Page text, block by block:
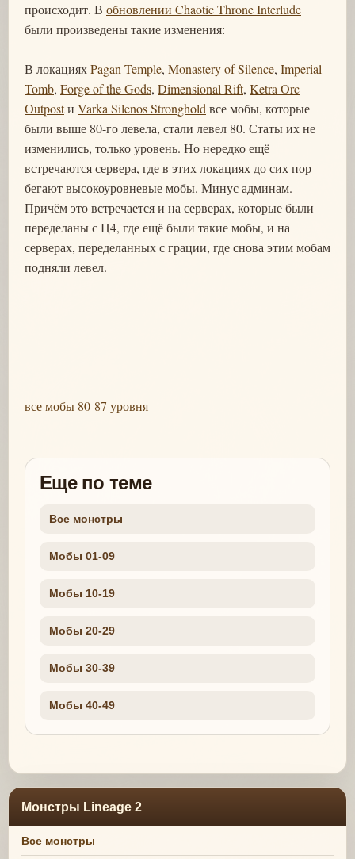
происходит. В обновлении Chaotic Throne Interlude
были произведены такие изменения:
В локацияхPagan Temple, Monastery of Silence, Imperial
Tomb, Forge of the Gods, Dimensional Rift, Ketra Orc
Outpostи Varka Silenos Stronghold все мобы, которые
были выше 80-го левела, стали левел 80. Статы их не
изменились, только уровень. Но нередко ещё
встречаются сервера, где в этих локациях до сих пор
бегают высокоуровневые мобы. Минус админам.
Причём это встречается и на серверах, которые были
переделаны с Ц4, где ещё были такие мобы, и на
серверах, переделанных с грации, где снова этим мобам
подняли левел.
все мобы 80-87 уровня
Еще по теме
Все монстры
Мобы 01-09
Мобы 10-19
Мобы 20-29
Мобы 30-39
Мобы 40-49
Монстры Lineage 2
Все монстры